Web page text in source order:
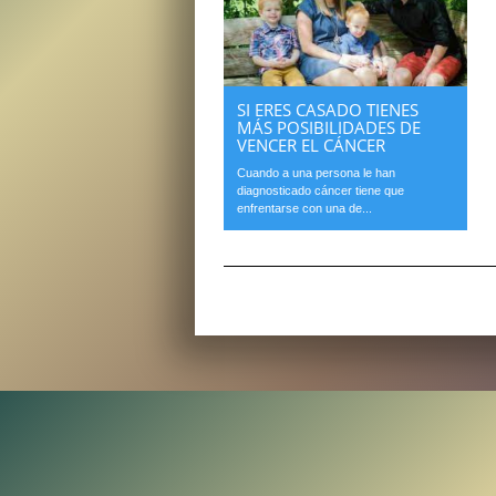
SI ERES CASADO TIENES
MÁS POSIBILIDADES DE
VENCER EL CÁNCER
Cuando a una persona le han
diagnosticado cáncer tiene que
enfrentarse con una de...